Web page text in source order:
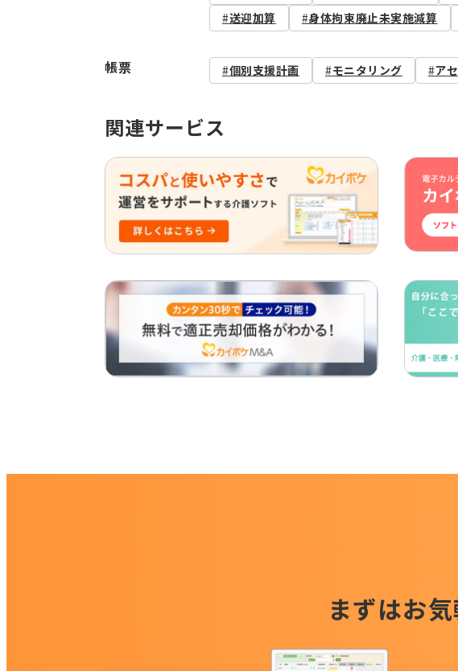
送迎加算
身体拘束廃止未実施減算
帳票 個別支援計画 モニタリング ア
関連サービス
まずはお